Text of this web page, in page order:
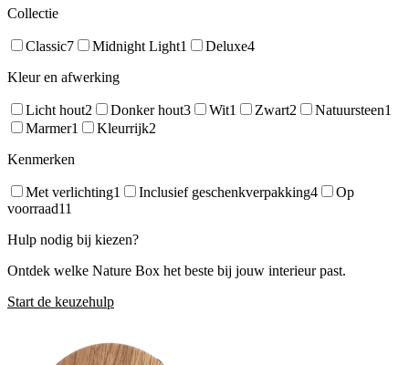
Collectie
Classic7 Midnight Light1 Deluxe4
Kleur en afwerking
Licht hout2 Donker hout3 Wit1 Zwart2 Natuursteen1
Marmer1 Kleurrijk2
Kenmerken
Met verlichting1 Inclusief geschenkverpakking4
Op
voorraad11
Hulp nodig bij kiezen?
Ontdek welke Nature Box het beste bij jouw interieur past.
Start de keuzehulp